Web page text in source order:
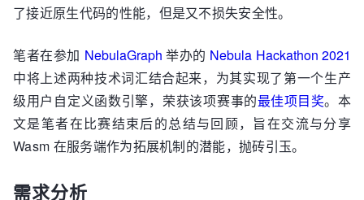
了接近原生代码的性能，但是又不损失安全性。
笔者在参加 NebulaGraph 举办的 Nebula Hackathon 2021
中将上述两种技术词汇结合起来，为其实现了第一个生产
级用户自定义函数引擎，荣获该项赛事的最佳项目奖。本
文是笔者在比赛结束后的总结与回顾，旨在交流与分享
Wasm 在服务端作为拓展机制的潜能，抛砖引玉。
需求分析